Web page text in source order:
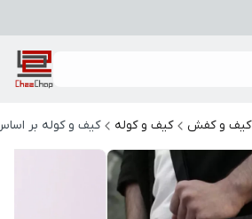
کیف و کفش کیف و کوله کیف و کوله بر